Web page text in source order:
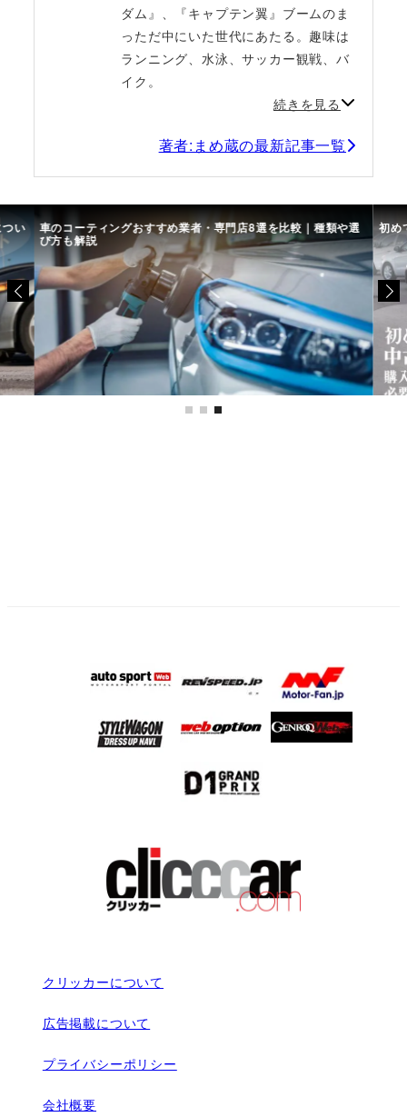
ダム』、『キャプテン翼』ブームのま
っただ中にいた世代にあたる。趣味は
ランニング、水泳、サッカー観戦、バ
イク。
続きを見る
著者:まめ蔵の最新記事一覧
い 車のコーティングおすすめ業者・専門店8選を比較｜種類や選
び方も解説
初め
クリッカーについて
広告掲載について
プライバシーポリシー
会社概要